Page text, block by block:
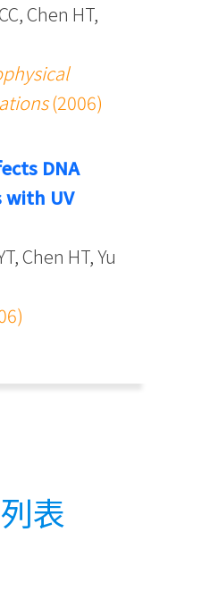
Chen HT,
(2006)
DNA
with UV
Chen HT, Yu
表